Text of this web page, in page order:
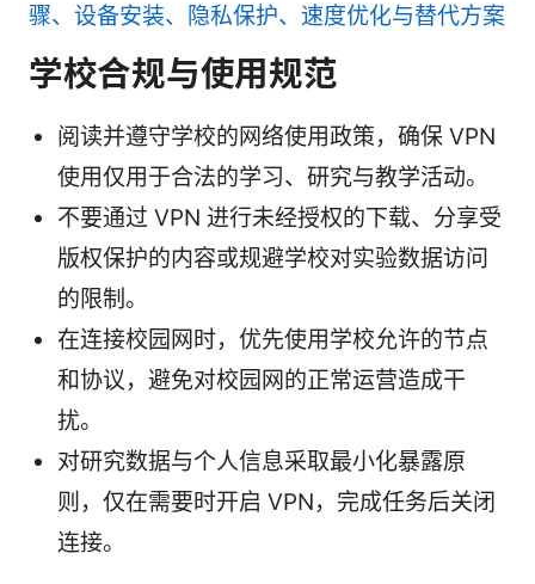
骤、设备安装、隐私保护、速度优化与替代方案
学校合规与使用规范
阅读并遵守学校的网络使用政策，确保 VPN
使用仅用于合法的学习、研究与教学活动。
不要通过 VPN 进行未经授权的下载、分享受
版权保护的内容或规避学校对实验数据访问
的限制。
在连接校园网时，优先使用学校允许的节点
和协议，避免对校园网的正常运营造成干
扰。
对研究数据与个人信息采取最小化暴露原
则，仅在需要时开启 VPN，完成任务后关闭
连接。